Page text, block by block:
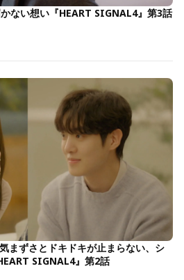
ない想い『HEART SIGNAL4』第3話
まずさとドキドキが止まらない、シ
SIGNAL4』第2話